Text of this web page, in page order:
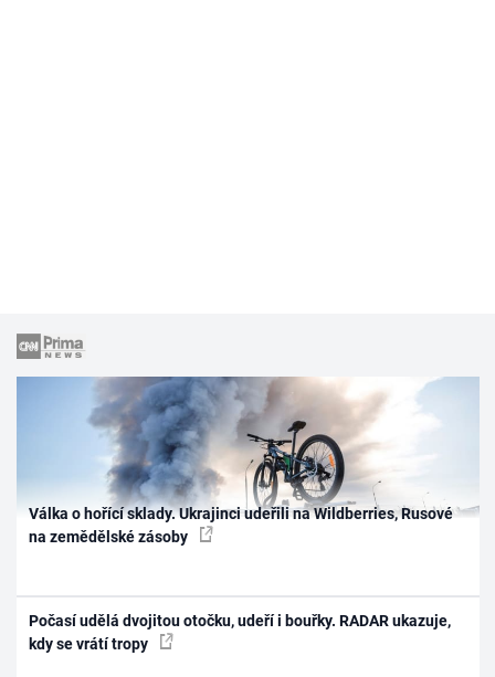
Válka o hořící sklady. Ukrajinci udeřili na Wildberries, Rusové
na zemědělské zásoby
Počasí udělá dvojitou otočku, udeří i bouřky. RADAR ukazuje,
kdy se vrátí tropy